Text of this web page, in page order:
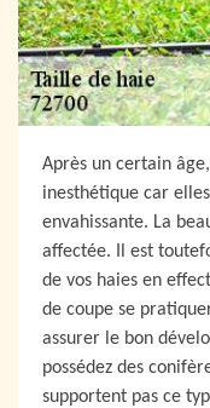
Après un certain
inesthétique car
envahissante. La
affectée. Il est
de vos haies en
de coupe se
assurer le bon
possédez des
supportent pas ce